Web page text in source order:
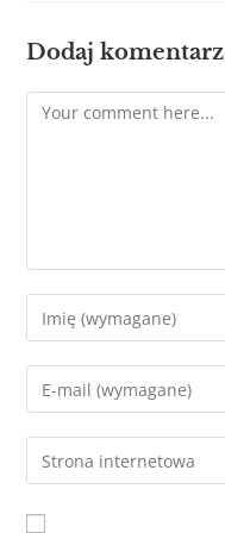
Dodaj komentarz